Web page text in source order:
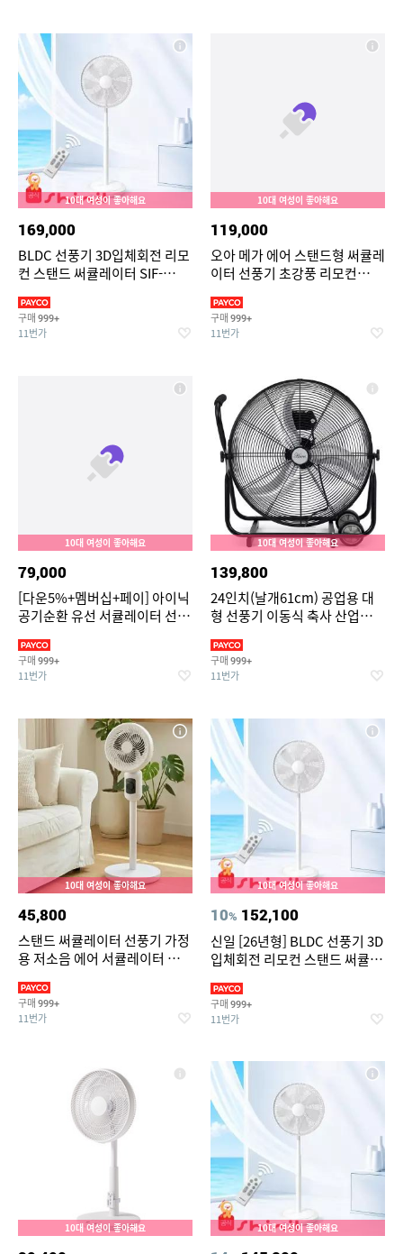
10대 여성이 좋아해요
169,000
BLDC 선풍기 3D입체회전 리모
컨 스탠드 써큘레이터 SIF-
구매 999+
11번가
10대 여성이 좋아해요
119,000
오아 메가 에어 스탠드형 써큘레
이터 선풍기 초강풍 리모컨
용 서큘레이터
구매 999+
11번가
10대 여성이 좋아해요
79,000
[다운5%+멤버십+페이] 아이닉
공기순환 유선 서큘레이터 선풍
구매 999+
11번가
10대 여성이 좋아해요
139,800
24인치(날개61cm) 공업용 대
형 선풍기 이동식 축사 산업용
환풍기
구매 999+
11번가
10대 여성이 좋아해요
45,800
스탠드 써큘레이터 선풍기 가정
용 저소음 에어 서큘레이터 공기
구매 999+
11번가
10대 여성이 좋아해요
10% 152,100
신일 [26년형] BLDC 선풍기 3D
입체회전 리모컨 스탠드 써큘레
구매 999+
11번가
10대 여성이 좋아해요 10대 여성이 좋아해요